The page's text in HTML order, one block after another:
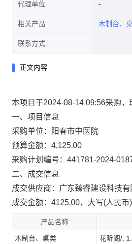
代理单位
相关产品 木制台、
联系方式
正文内容
本项目于2024-08-14 09:56采购
一、项目信息
采购单位：阳春市中医院
预算金额：4,125.00
采购计划编号：441781-2024-
二、成交信息
成交供应商：广东臻睿建设科技有
成交金额：4125.00，大写(人民币
产品名称
木制台、桌类 花昕阁/,